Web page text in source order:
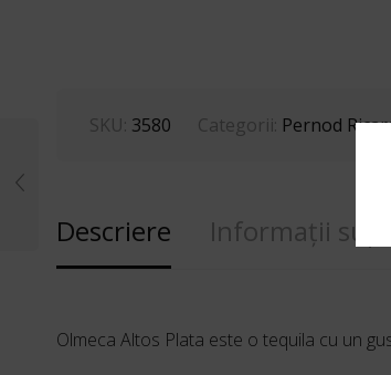
SKU: 3580 Categorii: Pernod
Descriere Informații
Olmeca Altos Plata este o tequila cu un